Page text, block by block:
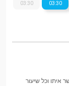
03:30
03:30
איתו וכל שיעור